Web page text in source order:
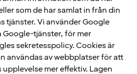
som de har samlat in från din
tjänster. Vi använder Google
Google-tjänster, för mer
sekretesspolicy. Cookies är
användas av webbplatser för att
mer effektiv. Lagen